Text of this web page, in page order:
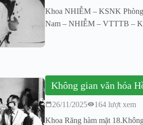
Khoa NHIỄM – KSNK
Nam – NHIỄM – VTTTB –
Không gian văn hóa
26/11/2025
164 lượt xem
Khoa Răng hàm mặt